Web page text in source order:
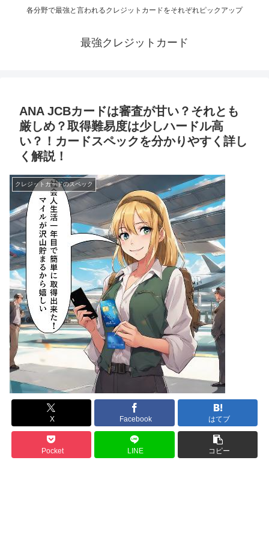
各分野で最強と言われるクレジットカードをそれぞれピックアップ
最強クレジットカード
ANA JCBカードは審査が甘い？それとも
厳しめ？取得難易度は少しハードル高
い？！カードスペックを分かりやすく詳し
く解説！
クレジットカードのスペック
X Facebook はてブ
Pocket LINE コピー